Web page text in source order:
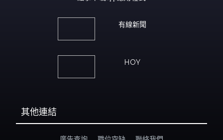
有線新聞
HOY
其他連結